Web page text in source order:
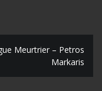
Meurtrier – Petros
Markaris